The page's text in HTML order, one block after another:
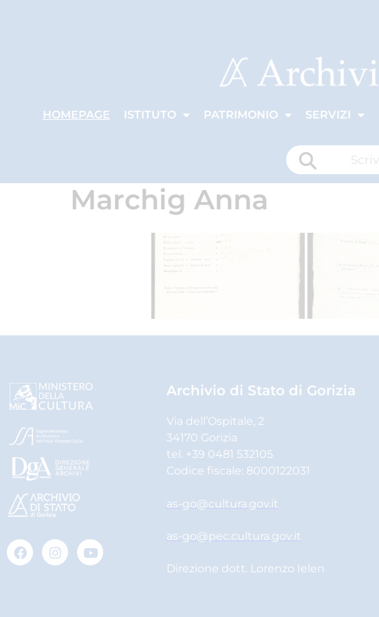
HOMEPAGE ISTITUTO PATRIMONIO SERVIZI
Marchig Anna
Archivio di Stato di Gorizia
Via dell’Ospitale, 2
34170 Gorizia
tel. +39 0481 532105
Codice fiscale: 8000122031
as-go@cultura.gov.it
as-go@pec.cultura.gov.it
Direzione dott. Lorenzo Ielen